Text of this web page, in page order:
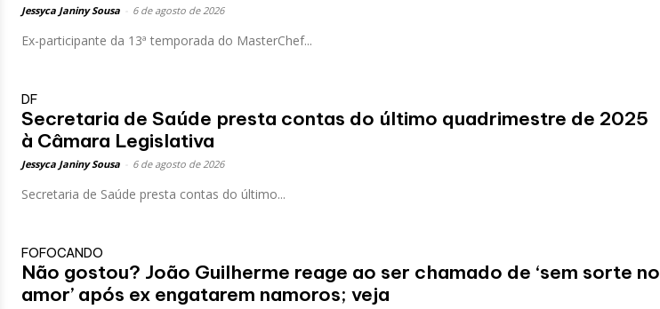
Jessyca Janiny Sousa 6 de agosto de 2026
Ex-participante da 13ª temporada do MasterChef...
DF
Secretaria de Saúde presta contas do último quadrimestre de 2025
à Câmara Legislativa
Jessyca Janiny Sousa 6 de agosto de 2026
Secretaria de Saúde presta contas do último...
FOFOCANDO
Não gostou? João Guilherme reage ao ser chamado de ‘sem sorte no
amor’ após ex engatarem namoros; veja